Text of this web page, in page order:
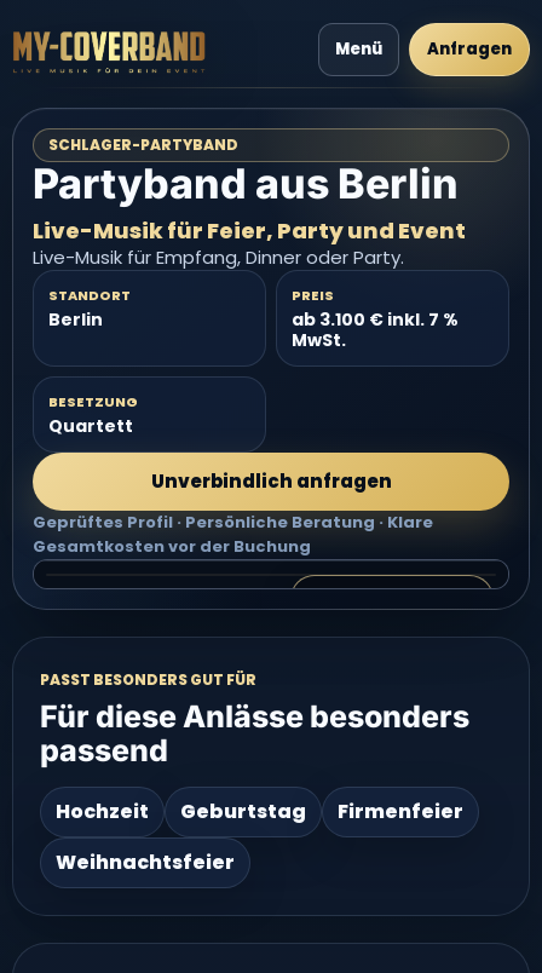
Menü Anfragen
SCHLAGER-PARTYBAND
Partyband aus Berlin
Live-Musik für Feier, Party und Event
Live-Musik für Empfang, Dinner oder Party.
STANDORT
Berlin
PREIS
ab 3.100 € inkl. 7 %
MwSt.
BESETZUNG
Quartett
Unverbindlich anfragen
Geprüftes Profil · Persönliche Beratung · Klare
Gesamtkosten vor der Buchung
VIDEO 2 · PARTYBAND AUS BERLIN – GROSSE BESETZUNG
Video 2 groß ansehen
PASST BESONDERS GUT FÜR
Für diese Anlässe besonders
passend
Hochzeit Geburtstag
Firmenfeier
Weihnachtsfeier